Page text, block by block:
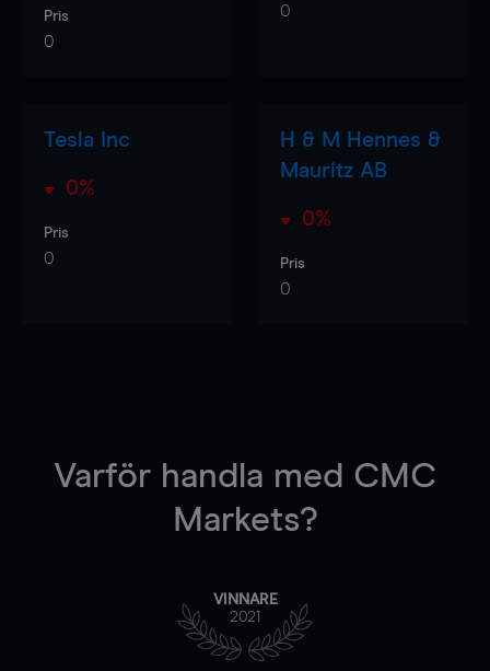
Pris
0
0
Tesla Inc
0%
Pris
0
H & M Hennes &
Mauritz AB
0%
Pris
0
Varför handla med CMC
Markets?
VINNARE
2021